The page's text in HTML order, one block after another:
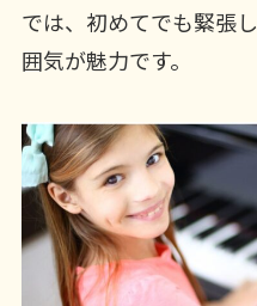
では、初めてでも緊張
囲気が魅力です。